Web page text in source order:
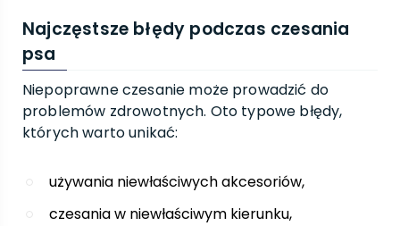
Najczęstsze błędy podczas czesania
psa
Niepoprawne czesanie może prowadzić do
problemów zdrowotnych. Oto typowe błędy,
których warto unikać:
używania niewłaściwych akcesoriów,
czesania w niewłaściwym kierunku,